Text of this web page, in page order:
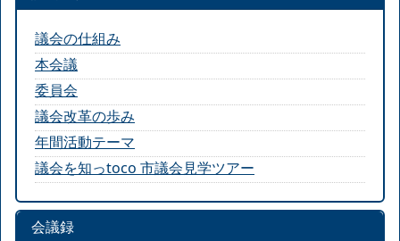
議会の仕組み
本会議
委員会
議会改革の歩み
年間活動テーマ
議会を知っtoco 市議会見学ツアー
会議録